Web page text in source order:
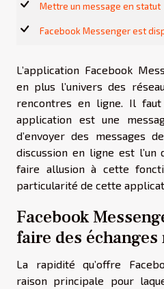
Mettre un message en statut
Facebook Messenger est
L’application Facebook
en plus l’univers des
rencontres en ligne. Il
application est une
d’envoyer des messages
discussion en ligne est
faire allusion à cette
particularité de cette
Facebook
faire des
La rapidité qu’offre
raison principale pour